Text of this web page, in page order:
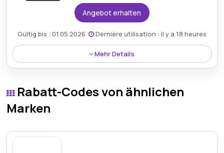
Angebot erhalten
Gültig bis : 01.05.2026 Dernière utilisation : il y a 18 heures
Mehr Details
Profitieren Sie von einer problemlosen Rückgabe
alle berechtigten Einkäufe.
Rabatt-Codes von ähnlichen
Marken